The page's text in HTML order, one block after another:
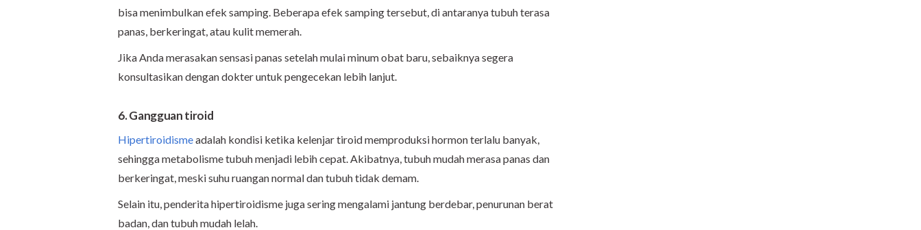
bisa menimbulkan efek samping. Beberapa efek samping tersebut, di antaranya tubuh terasa
panas, berkeringat, atau kulit memerah.
Jika Anda merasakan sensasi panas setelah mulai minum obat baru, sebaiknya segera
konsultasikan dengan dokter untuk pengecekan lebih lanjut.
6. Gangguan tiroid
Hipertiroidismeadalah kondisi ketika kelenjar tiroid memproduksi hormon terlalu banyak,
sehingga metabolisme tubuh menjadi lebih cepat. Akibatnya, tubuh mudah merasa panas dan
berkeringat, meski suhu ruangan normal dan tubuh tidak demam.
Selain itu, penderita hipertiroidisme juga sering mengalami jantung berdebar, penurunan berat
badan, dan tubuh mudah lelah.